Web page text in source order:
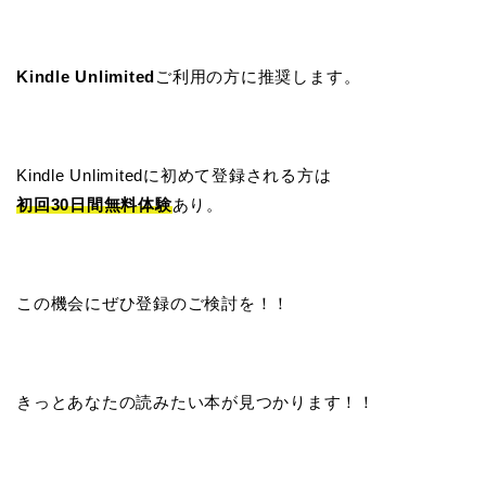
Kindle Unlimitedご利用の方に推奨します。
Kindle Unlimitedに初めて登録される方は
初回30日間無料体験あり。
この機会にぜひ登録のご検討を！！
きっとあなたの読みたい本が見つかります！！